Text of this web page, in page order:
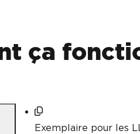
ça
Exemplaire pour les